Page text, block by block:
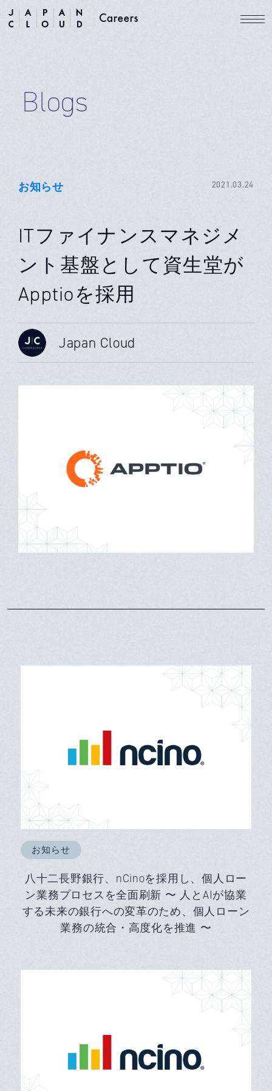
Blogs
お知らせ 2021.03.24
ITファイナンスマネジメ
ント基盤として資生堂が
Apptioを採用
Japan Cloud
お知らせ
八十二長野銀行、nCinoを採用し、個人ロー
ン業務プロセスを全面刷新 〜 人とAIが協業
する未来の銀行への変革のため、個人ローン
業務の統合・高度化を推進 〜